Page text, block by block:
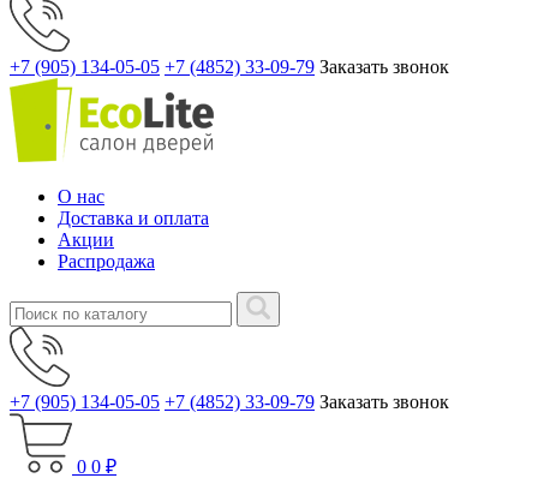
+7 (905) 134-05-05 +7 (4852) 33-09-79 Заказать звонок
О нас
Доставка и оплата
Акции
Распродажа
+7 (905) 134-05-05 +7 (4852) 33-09-79 Заказать звонок
0 0 ₽